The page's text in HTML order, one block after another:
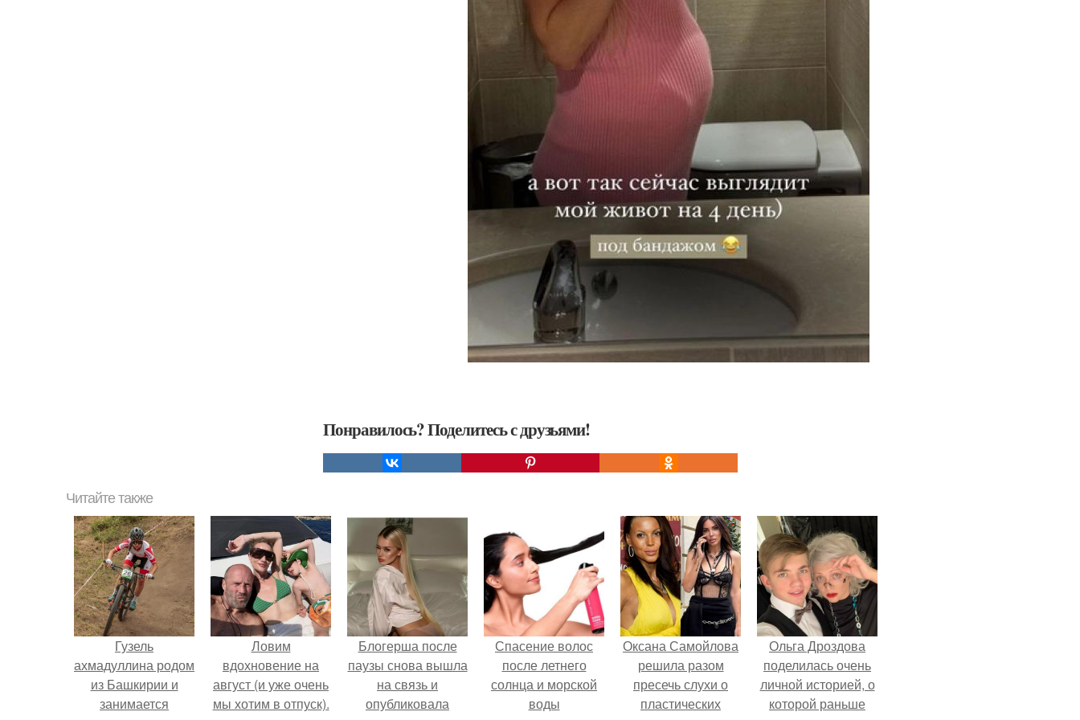
Понравилось? Поделитесь с друзьями!
Читайте также
Гузель
ахмадуллина родом
из Башкирии и
занимается
Ловим
вдохновение на
август (и уже очень
мы хотим в отпуск).
Блогерша после
паузы снова вышла
на связь и
опубликовала
Спасение волос
после летнего
солнца и морской
воды
Оксана Самойлова
решила разом
пресечь слухи о
пластических
Ольга Дроздова
поделилась очень
личной историей, о
которой раньше